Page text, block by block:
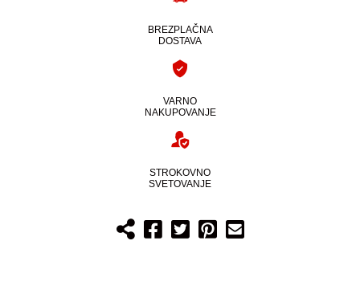
BREZPLAČNA
DOSTAVA
VARNO
NAKUPOVANJE
STROKOVNO
SVETOVANJE